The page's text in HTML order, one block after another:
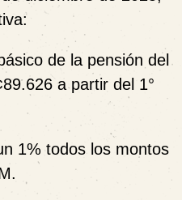
de la pensión del
a partir del 1°
1% todos los montos